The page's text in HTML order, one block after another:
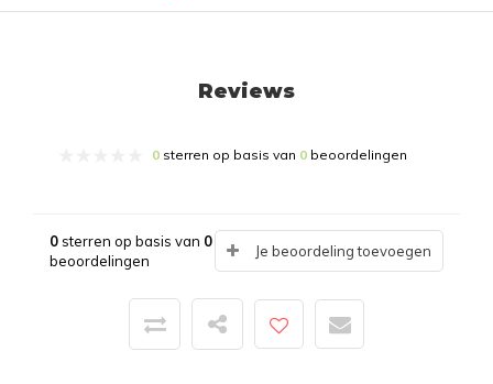
Reviews
0 sterren op basis van 0 beoordelingen
0sterren op basis van 0
beoordelingen
Je beoordeling toevoegen